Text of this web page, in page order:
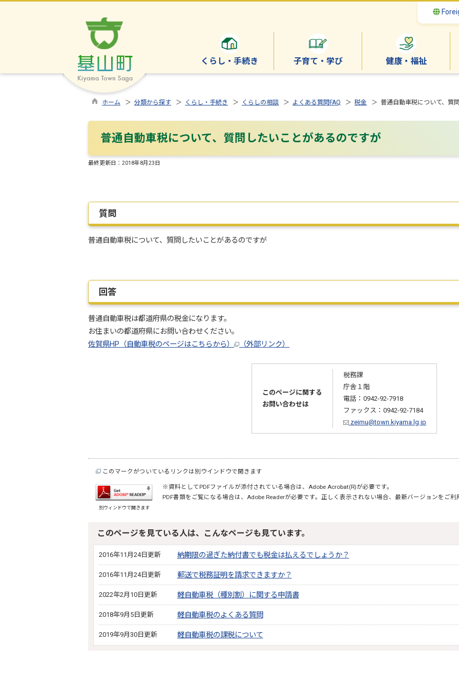
くらし・手続き 子育て・学び 健康・福祉
ホーム ＞ 分類から探す ＞ くらし・手続き ＞ くらしの相談 ＞ よくある質問FAQ ＞ 税金 ＞ 普通自動車税について、質
普通自動車税について、質問したいことがあるのですが
最終更新日： 2018年8月23日
質問
普通自動車税について、質問したいことがあるのですが
回答
普通自動車税は都道府県の税金になります。
お住まいの都道府県にお問い合わせください。
佐賀県HP（自動車税のページはこちらから）
（外部リンク）
このページに関する
お問い合わせは
税務課
庁舎１階
電話：0942-92-7918
ファックス：0942-92-7184
zeimu@town.kiyama.lg.jp
このマークがついているリンクは別ウインドウで開きます
別ウィンドウで開きます
※資料としてPDFファイルが添付されている場合は、Adobe Acrobat(R)が必要です。
PDF書類をご覧になる場合は、Adobe Readerが必要です。正しく表示されない場合、最新バージョンをご利
このページを見ている人は、こんなページも見ています。
2016年11月24日更新 納期限の過ぎた納付書でも税金は払えるでしょうか？
2016年11月24日更新 郵送で税務証明を請求できますか？
2022年2月10日更新 軽自動車税（種別割）に関する申請書
2018年9月5日更新 軽自動車税のよくある質問
2019年9月30日更新 軽自動車税の課税について